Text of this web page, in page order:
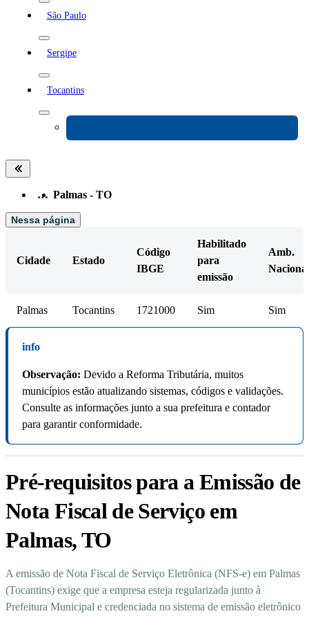
São Paulo
Sergipe
Tocantins
… Palmas - TO
Nessa página
Cidade Estado
Código
IBGE
Habilitado
para
emissão
Amb.
Nacional
Palmas Tocantins 1721000 Sim Sim
info
Observação: Devido a Reforma Tributária, muitos
municípios estão atualizando sistemas, códigos e validações.
Consulte as informações junto a sua prefeitura e contador
para garantir conformidade.
Pré-requisitos para a Emissão de
Nota Fiscal de Serviço em
Palmas, TO
A emissão de Nota Fiscal de Serviço Eletrônica (NFS-e) em Palmas
(Tocantins) exige que a empresa esteja regularizada junto à
Prefeitura Municipal e credenciada no sistema de emissão eletrônico